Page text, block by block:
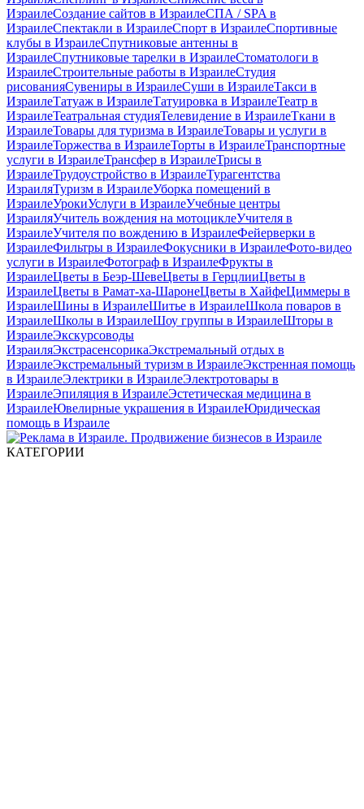
ИзраилеСоздание сайтов в ИзраилеСПА / SPA в
ИзраилеСпектакли в ИзраилеСпорт в ИзраилеСпортивные
клубы в ИзраилеСпутниковые антенны в
ИзраилеСпутниковые тарелки в ИзраилеСтоматологи в
ИзраилеСтроительные работы в ИзраилеСтудия
рисованияСувениры в ИзраилеСуши в ИзраилеТакси в
ИзраилеТатуаж в ИзраилеТатуировка в ИзраилеТеатр в
ИзраилеТеатральная студияТелевидение в ИзраилеТкани в
ИзраилеТовары для туризма в ИзраилеТовары и услуги в
ИзраилеТоржества в ИзраилеТорты в ИзраилеТранспортные
услуги в ИзраилеТрансфер в ИзраилеТрисы в
ИзраилеТрудоустройство в ИзраилеТурагентства
ИзраиляТуризм в ИзраилеУборка помещений в
ИзраилеУрокиУслуги в ИзраилеУчебные центры
ИзраиляУчитель вождения на мотоциклеУчителя в
ИзраилеУчителя по вождению в ИзраилеФейерверки в
ИзраилеФильтры в ИзраилеФокусники в ИзраилеФото-видео
услуги в ИзраилеФотограф в ИзраилеФрукты в
ИзраилеЦветы в Беэр-ШевеЦветы в ГерцлииЦветы в
ИзраилеЦветы в Рамат-ха-ШаронеЦветы в ХайфеЦиммеры в
ИзраилеШины в ИзраилеШитье в ИзраилеШкола поваров в
ИзраилеШколы в ИзраилеШоу группы в ИзраилеШторы в
ИзраилеЭкскурсоводы
ИзраиляЭкстрасенсорикаЭкстремальный отдых в
ИзраилеЭкстремальный туризм в ИзраилеЭкстренная помощь
в ИзраилеЭлектрики в ИзраилеЭлектротовары в
ИзраилеЭпиляция в ИзраилеЭстетическая медицина в
ИзраилеЮвелирные украшения в ИзраилеЮридическая
помощь в Израиле
КАТЕГОРИИ